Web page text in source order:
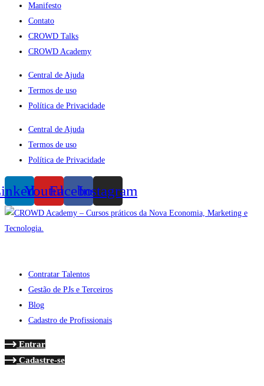
Manifesto
Contato
CROWD Talks
CROWD Academy
Central de Ajuda
Termos de uso
Política de Privacidade
Central de Ajuda
Termos de uso
Política de Privacidade
YoutubeFacebookInstagram
Contratar Talentos
Gestão de PJs e Terceiros
Blog
Cadastro de Profissionais
Entrar
Cadastre-se